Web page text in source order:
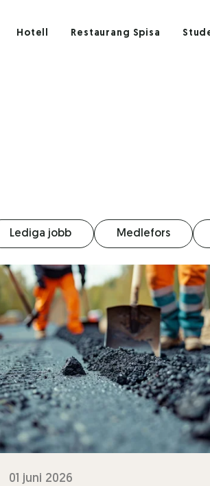
Hotell Restaurang Spisa
Lediga jobb Medlefors
01 juni 2026